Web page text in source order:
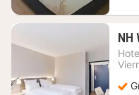
NH